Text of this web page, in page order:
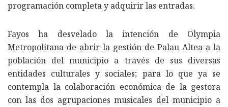
programación completa y adquirir las entradas.
Fayos ha desvelado la intención de Olympia
Metropolitana de abrir la gestión de Palau Altea a la
población del municipio a través de sus diversas
entidades culturales y sociales; para lo que ya se
contempla la colaboración económica de la gestora
con las dos agrupaciones musicales del municipio a